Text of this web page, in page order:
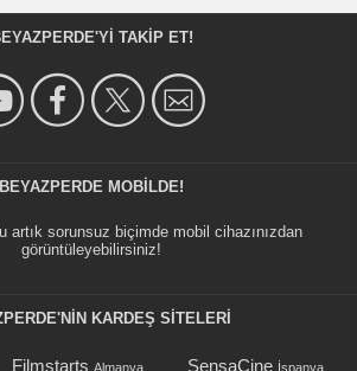
TAKIP ET!
BEYAZPERDE MOBILDE!
artık sorunsuz biçimde mobil cihazınızdan
görüntüleyebilirsiniz!
KARDEŞ SİTELERİ
Filmstarts Almanya SensaCine İspanya